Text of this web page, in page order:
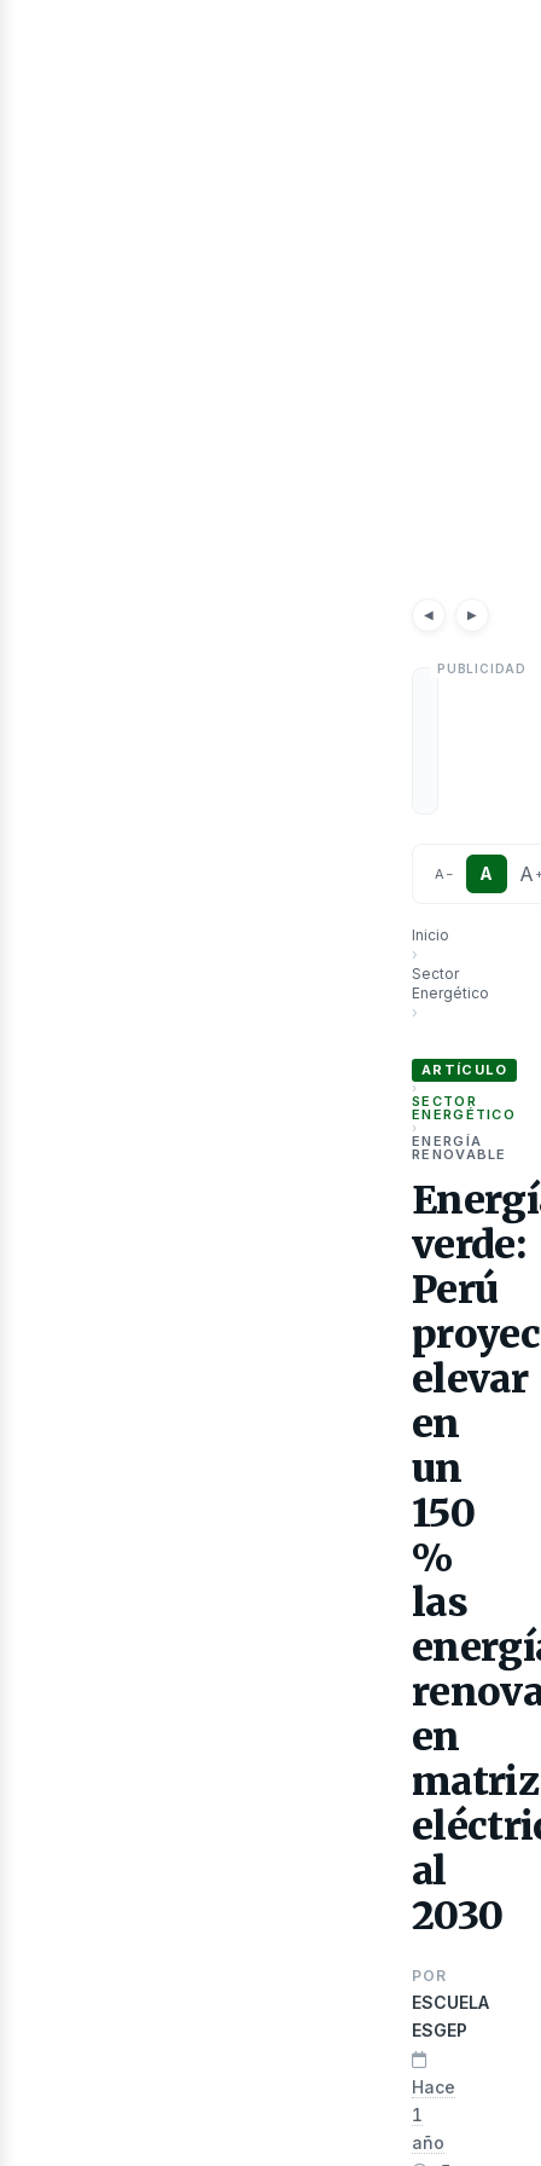
◀ Noticias
▶
A − A A
Inicio
›
Sector
Energético
›
ARTÍCULO
›
SECTOR
ENERGÉTICO
›
ENERGÍA
RENOVABLE
verde:
Perú
elevar
en
un
150
%
las
en
matriz
al
2030
POR
ESCUELA
ESGEP
Hace
1
año